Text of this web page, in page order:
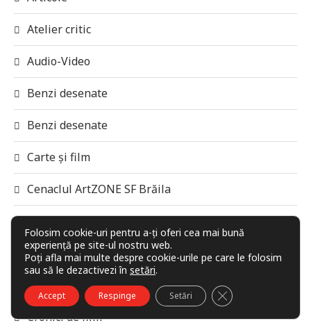
Atelier critic
Audio-Video
Benzi desenate
Benzi desenate
Carte și film
Cenaclul ArtZONE SF Brăila
Clasicii Literaturii Fantasy
Club G42
Clubul H.G. Wells Timișoara
Cronici de film
Folosim cookie-uri pentru a-ți oferi cea mai bună
experiență pe site-ul nostru web.
Poți afla mai multe despre cookie-urile pe care le folosim
sau să le dezactivezi în setări.
Accept Respinge Setări CLOSE GDPR